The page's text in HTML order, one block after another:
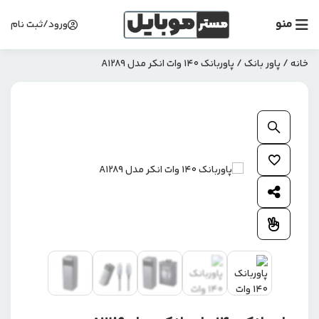
منو ورود/ثبت نام
خانه/ پاور بانک/ پاوربانک 140 وات انکر مدل A1289
افزودن به علاقمندی ها